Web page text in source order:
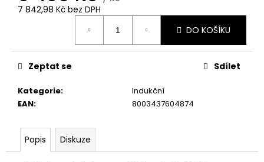
7 842,98 Kč bez DPH
DO KOŠÍKU
Kategorie:
Indukční
EAN: 8003437604874
Zeptat se Sdílet
Popis Diskuze
u
m
e
WHIRLPOOL